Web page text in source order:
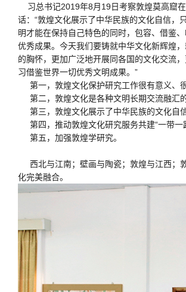
习总书记2019年8月19日考察敦煌莫高窟
话：“敦煌文化展示了中华民族的文化自信，
明才能在保持自己特色的同时，包容、借鉴
优秀成果。今天我们要铸就中华文化新辉煌
的胸怀，更加广泛地开展同各国的文化交流
习借鉴世界一切优秀文明成果。”
第一，敦煌文化保护研究工作很有意义、很
第二，敦煌文化是各种文明长期交流融汇的
第三，敦煌文化展示了中华民族的文化自信
第四，推动敦煌文化研究服务共建“一带一
第五，加强敦煌学研究。
西北与江南；壁画与陶瓷；敦煌与江西；
化完美融合。